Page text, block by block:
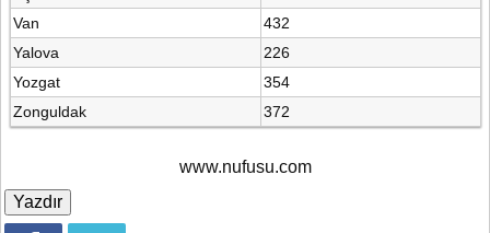
Van
432
Yalova
226
Yozgat
354
Zonguldak
372
www.nufusu.com
Yazdır